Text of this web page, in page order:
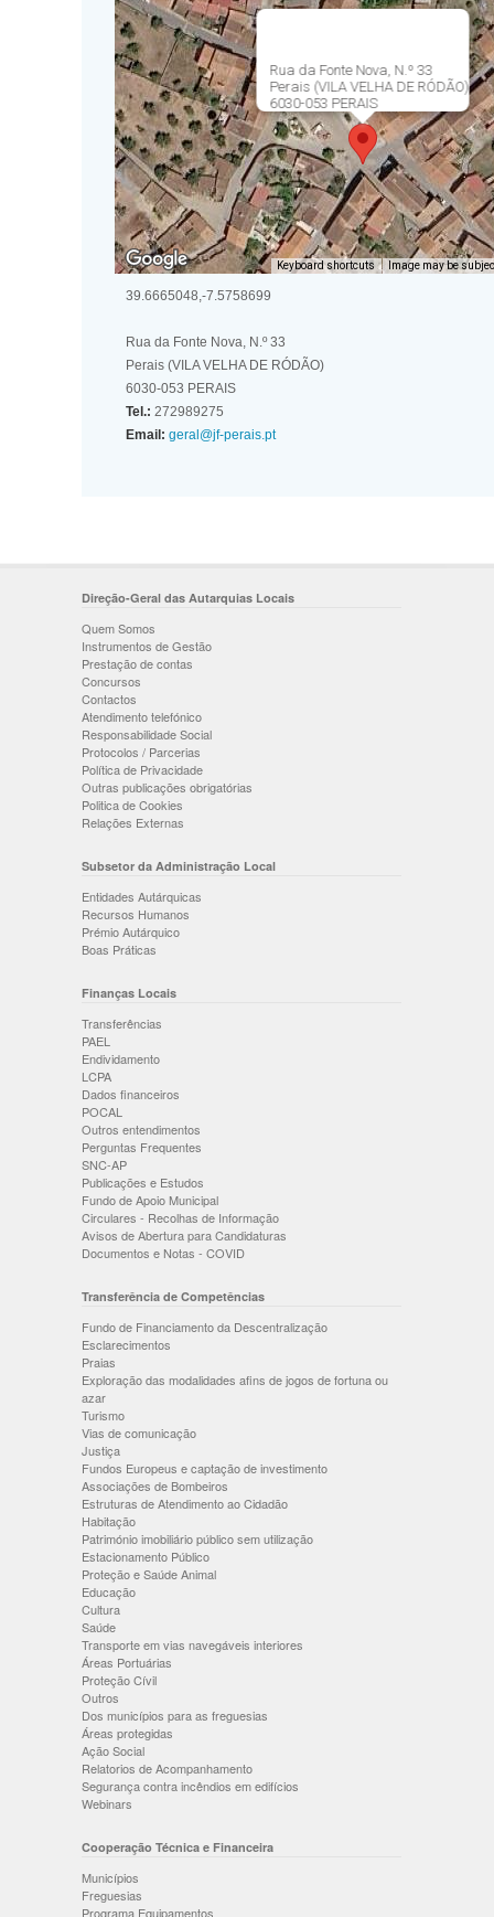
Rua da Fonte Nova, N.º 33
Perais (VILA VELHA DE RÓDÃO)
6030-053 PERAIS
Keyboard shortcuts Image may be
39.6665048,-7.5758699
Rua da Fonte Nova, N.º 33
Perais (VILA VELHA DE RÓDÃO)
6030-053 PERAIS
Tel.: 272989275
Email: geral@jf-perais.pt
Direção-Geral das Autarquias Locais
Quem Somos
Instrumentos de Gestão
Prestação de contas
Concursos
Contactos
Atendimento telefónico
Responsabilidade Social
Protocolos / Parcerias
Política de Privacidade
Outras publicações obrigatórias
Politica de Cookies
Relações Externas
Subsetor da Administração Local
Entidades Autárquicas
Recursos Humanos
Prémio Autárquico
Boas Práticas
Finanças Locais
Transferências
PAEL
Endividamento
LCPA
Dados financeiros
POCAL
Outros entendimentos
Perguntas Frequentes
SNC-AP
Publicações e Estudos
Fundo de Apoio Municipal
Circulares - Recolhas de Informação
Avisos de Abertura para Candidaturas
Documentos e Notas - COVID
Transferência de Competências
Fundo de Financiamento da Descentralização
Esclarecimentos
Praias
Exploração das modalidades afins de jogos de fortuna ou
azar
Turismo
Vias de comunicação
Justiça
Fundos Europeus e captação de investimento
Associações de Bombeiros
Estruturas de Atendimento ao Cidadão
Habitação
Património imobiliário público sem utilização
Estacionamento Público
Proteção e Saúde Animal
Educação
Cultura
Saúde
Transporte em vias navegáveis interiores
Áreas Portuárias
Proteção Cívil
Outros
Dos municípios para as freguesias
Áreas protegidas
Ação Social
Relatorios de Acompanhamento
Segurança contra incêndios em edifícios
Webinars
Cooperação Técnica e Financeira
Municípios
Freguesias
Programa Equipamentos